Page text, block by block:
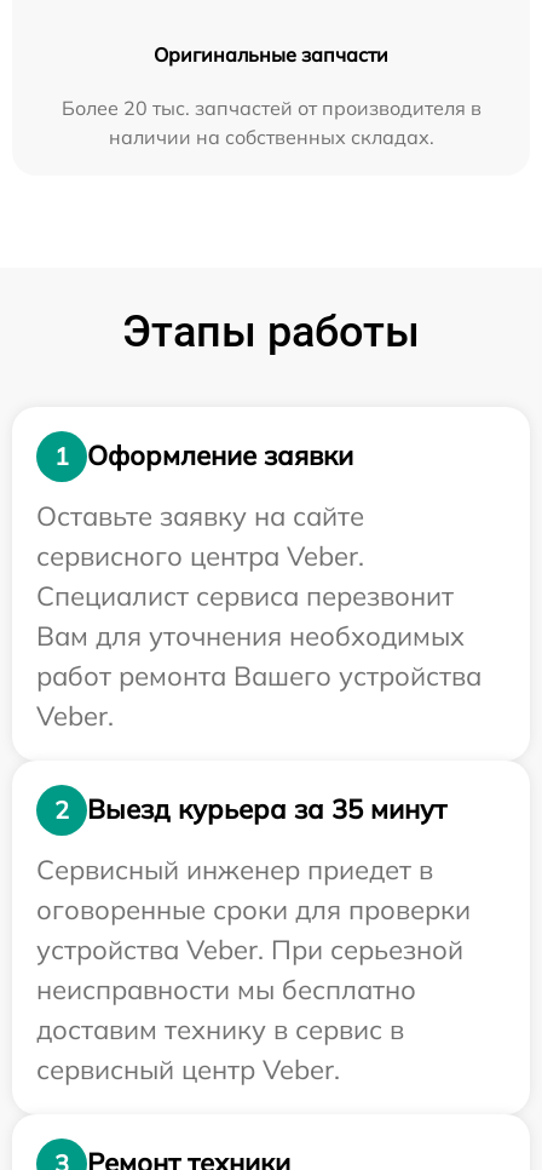
Оригинальные запчасти
Более 20 тыс. запчастей от производителя в
наличии на собственных складах.
Этапы работы
1
Оформление заявки
Оставьте заявку на сайте
сервисного центра Veber.
Специалист сервиса перезвонит
Вам для уточнения необходимых
работ ремонта Вашего устройства
Veber.
2
Выезд курьера за 35 минут
Сервисный инженер приедет в
оговоренные сроки для проверки
устройства Veber. При серьезной
неисправности мы бесплатно
доставим технику в сервис в
сервисный центр Veber.
3